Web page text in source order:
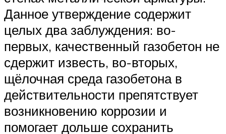
Данное утверждение содержит
целых два заблуждения: во-
первых, качественный газобетон не
сдержит известь, во-вторых,
щёлочная среда газобетона в
действительности препятствует
возникновению коррозии и
помогает дольше сохранить